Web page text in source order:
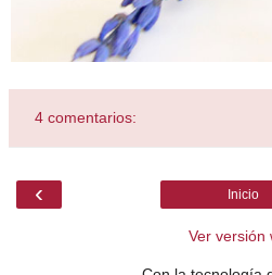
4 comentarios:
‹ Inicio
Ver versión